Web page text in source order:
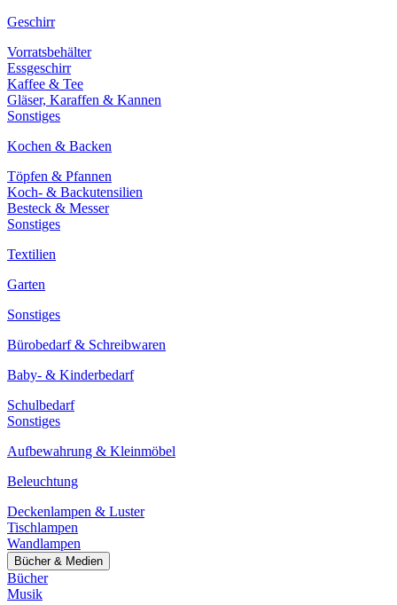
Geschirr
Vorratsbehälter
Essgeschirr
Kaffee & Tee
Gläser, Karaffen & Kannen
Sonstiges
Kochen & Backen
Töpfen & Pfannen
Koch- & Backutensilien
Besteck & Messer
Sonstiges
Textilien
Garten
Sonstiges
Bürobedarf & Schreibwaren
Baby- & Kinderbedarf
Schulbedarf
Sonstiges
Aufbewahrung & Kleinmöbel
Beleuchtung
Deckenlampen & Luster
Tischlampen
Wandlampen
Bücher & Medien
Bücher
Musik